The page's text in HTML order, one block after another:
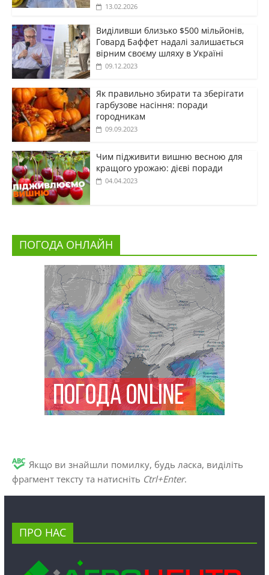
13.02.2026
Виділивши близько $500 мільйонів,
Говард Баффет надалі залишається
вірним своєму шляху в Україні
09.12.2023
Як правильно збирати та зберігати
гарбузове насіння: поради
городникам
09.09.2023
Чим підживити вишню весною для
кращого урожаю: дієві поради
04.04.2023
ПОГОДА ОНЛАЙН
Якщо ви знайшли помилку, будь ласка, виділіть
фрагмент тексту та натисніть Ctrl+Enter.
ПРО НАС